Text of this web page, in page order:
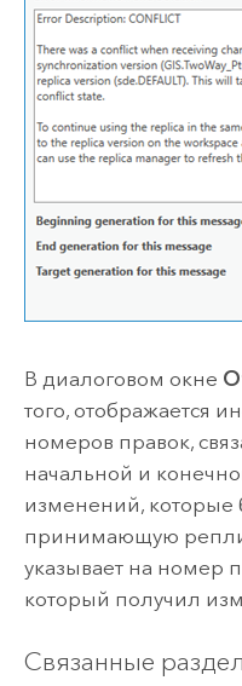
В диалоговом окне
того, отображается
номеров правок,
начальной и
изменений,
принимающую
указывает на номер
который получил
Связанные